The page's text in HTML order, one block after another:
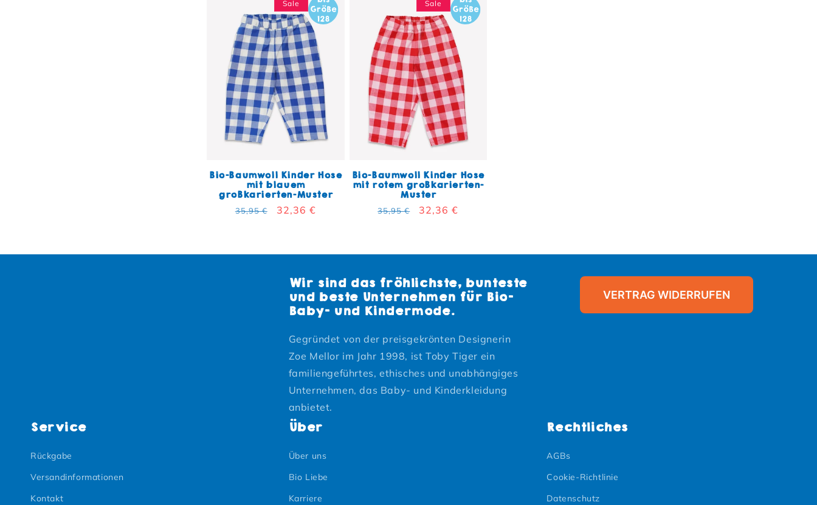
Sale
Bio-Baumwoll Kinder Hose
mit blauem
großkarierten-Muster
Normaler Preis
35,95 € Verkaufspreis
32,36 €
Sale
Bio-Baumwoll Kinder Hose
mit rotem großkarierten-
Muster
Normaler Preis
35,95 € Verkaufspreis
32,36 €
Wir sind das fröhlichste, bunteste
und beste Unternehmen für Bio-
Baby- und Kindermode.
Gegründet von der preisgekrönten Designerin
Zoe Mellor im Jahr 1998, ist Toby Tiger ein
familiengeführtes, ethisches und unabhängiges
Unternehmen, das Baby- und Kinderkleidung
anbietet.
VERTRAG WIDERRUFEN
Service
Rückgabe
Versandinformationen
Kontakt
Über
Über uns
Bio Liebe
Karriere
Rechtliches
AGBs
Cookie-Richtlinie
Datenschutz